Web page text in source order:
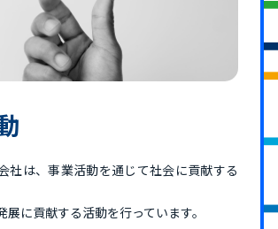
社は、事業活動を通じて社会に貢献する
展に貢献する活動を行っています。